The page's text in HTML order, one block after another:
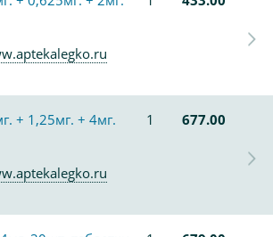
+ 1,25мг. + 4мг.
1 677.00